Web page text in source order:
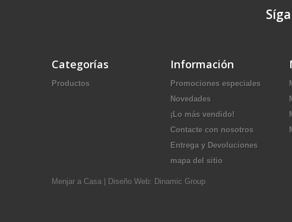
Categorías
Productos
Información
Promociones especiales
Novedades
¡Lo más vendido!
Contacte con nosotros
Entrega y Devoluciones
mapa del sitio
Menjar a Casa Diseño Web: Dinamic Group